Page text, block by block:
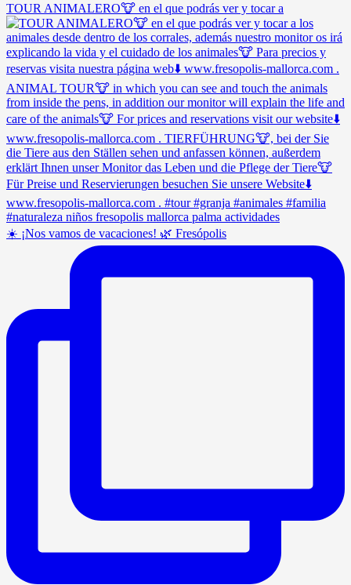
TOUR ANIMALERO🐮 en el que podrás ver y tocar a
☀️ ¡Nos vamos de vacaciones! 🌿 Fresópolis